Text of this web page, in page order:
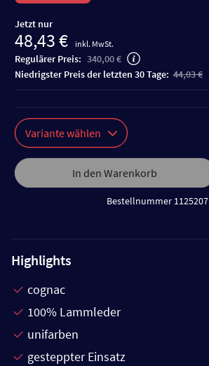
Jetzt nur
48,43 € inkl. MwSt.
Regulärer Preis: 340,00 €
niedrigster Preis der letzten 30 Tage: 44,03 €
Variante wählen
In den Warenkorb
Bestellnummer 1125207
Highlights
cognac
100% Lammleder
unifarben
gesteppter Einsatz